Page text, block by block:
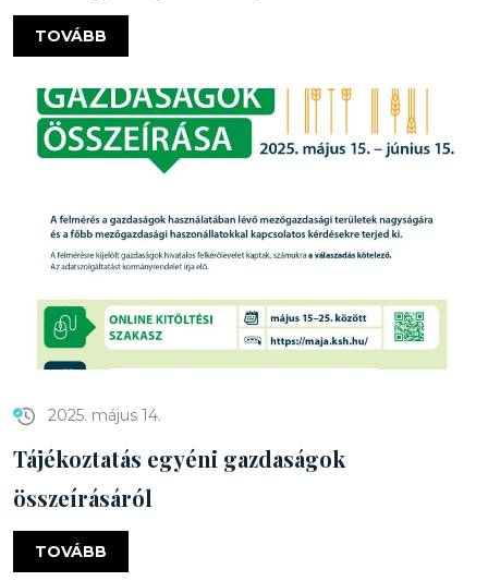
TOVÁBB
2025. május 14.
Tájékoztatás egyéni gazdaságok
összeírásáról
TOVÁBB